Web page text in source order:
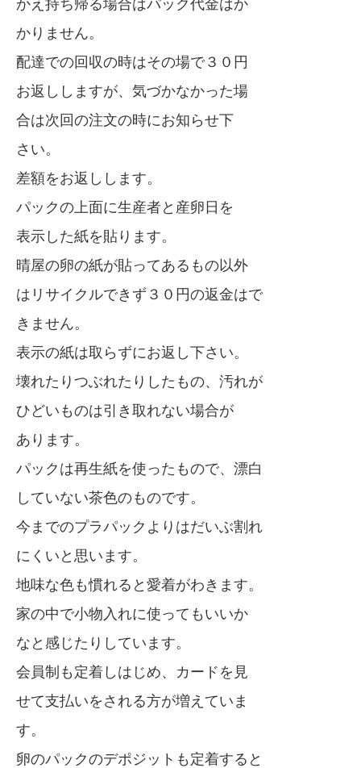
かえ持ち帰る場合はパック代金はか
かりません。
配達での回収の時はその場で３０円
お返ししますが、気づかなかった場
合は次回の注文の時にお知らせ下
さい。
差額をお返しします。
パックの上面に生産者と産卵日を
表示した紙を貼ります。
晴屋の卵の紙が貼ってあるもの以外
はリサイクルできず３０円の返金はで
きません。
表示の紙は取らずにお返し下さい。
壊れたりつぶれたりしたもの、汚れが
ひどいものは引き取れない場合が
あります。
パックは再生紙を使ったもので、漂白
していない茶色のものです。
今までのプラパックよりはだいぶ割れ
にくいと思います。
地味な色も慣れると愛着がわきます。
家の中で小物入れに使ってもいいか
なと感じたりしています。
会員制も定着しはじめ、カードを見
せて支払いをされる方が増えていま
す。
卵のパックのデポジットも定着すると